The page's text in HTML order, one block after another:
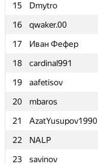
15
Dmytro
16
qwaker.00
17
Иван Фефер
18
cardinal991
19
aafetisov
20
mbaros
21
AzatYusupov1990
22
NALP
23
savinov
15
Dmytro
16
qwaker.00
17
Иван Фефер
18
cardinal991
19
aafetisov
20
mbaros
21
AzatYusupov1990
22
NALP
23
savinov